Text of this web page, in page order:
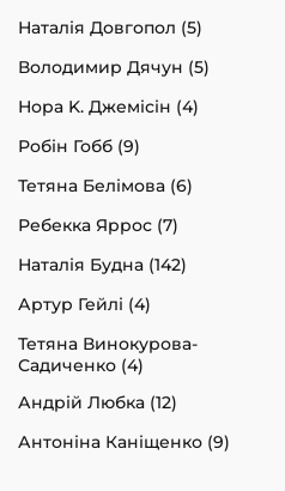
Наталія Довгопол (5)
Володимир Дячун (5)
Нора K. Джемісін (4)
Робін Гобб (9)
Тетяна Белімова (6)
Ребекка Яррос (7)
Наталія Будна (142)
Артур Гейлі (4)
Тетяна Винокурова-
Садиченко (4)
Андрій Любка (12)
Антоніна Каніщенко (9)